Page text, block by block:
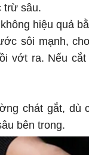
trừ sâu.
hiệu quả
sôi mạnh,
vớt ra. Nếu
chát gắt, dù
bên trong.